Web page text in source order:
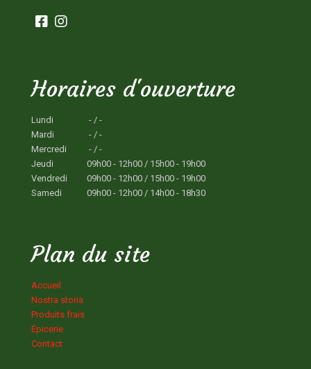
Horaires d'ouverture
Lundi
- / -
Mardi
- / -
Mercredi
- / -
Jeudi
09h00 - 12h00 / 15h00 - 19h00
Vendredi
09h00 - 12h00 / 15h00 - 19h00
Samedi
09h00 - 12h00 / 14h00 - 18h30
Plan du site
Accueil
Nostra storia
Produits frais
Épicerie
Contact